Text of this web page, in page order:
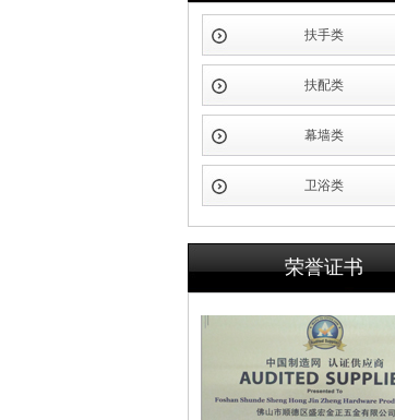
扶手类
扶配类
幕墙类
卫浴类
荣誉证书